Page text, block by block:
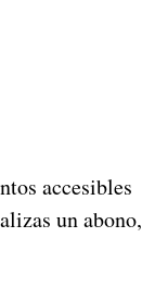
accesibles
un abono,